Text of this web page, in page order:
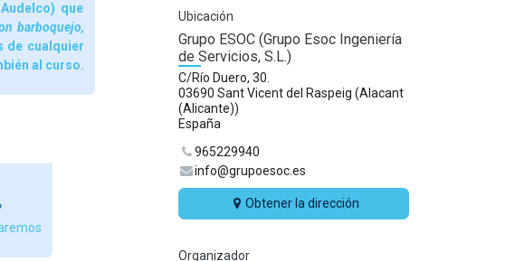
que
barboquejo,
de cualquier
al curso.
Ubicación
Grupo ESOC (Grupo Esoc Ingeniería
de Servicios, S.L.)
C/Río Duero, 30.
03690 Sant Vicent del Raspeig (Alacant
(Alicante))
España
965229940
info@grupoesoc.es
Obtener la dirección
Organizador